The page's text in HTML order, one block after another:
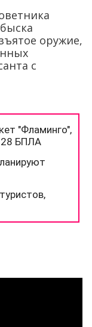
оружие,
с